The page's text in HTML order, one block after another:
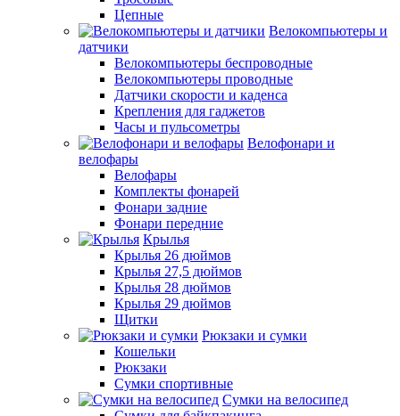
Цепные
Велокомпьютеры и
датчики
Велокомпьютеры беспроводные
Велокомпьютеры проводные
Датчики скорости и каденса
Крепления для гаджетов
Часы и пульсометры
Велофонари и
велофары
Велофары
Комплекты фонарей
Фонари задние
Фонари передние
Крылья
Крылья 26 дюймов
Крылья 27,5 дюймов
Крылья 28 дюймов
Крылья 29 дюймов
Щитки
Рюкзаки и сумки
Кошельки
Рюкзаки
Сумки спортивные
Сумки на велосипед